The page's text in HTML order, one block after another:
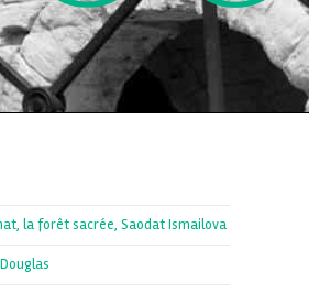
la forêt sacrée, Saodat Ismailova